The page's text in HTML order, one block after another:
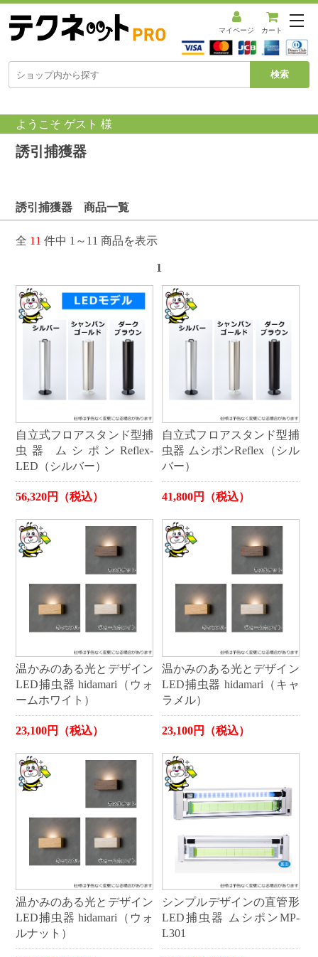
マイページ カート
メ
ュ
ー
を
く
ようこそ ゲスト 様
誘引捕獲器
誘引捕獲器 商品一覧
全 11 件中 1～11 商品を表示
1
自立式フロアスタンド型捕
虫器 ムシポンReflex-
LED（シルバー）
56,320円（税込）
自立式フロアスタンド型捕
虫器 ムシポンReflex（シル
バー）
41,800円（税込）
温かみのある光とデザイン
LED捕虫器 hidamari（ウォ
ームホワイト）
23,100円（税込）
温かみのある光とデザイン
LED捕虫器 hidamari（キャ
ラメル）
23,100円（税込）
温かみのある光とデザイン
LED捕虫器 hidamari（ウォ
ルナット）
シンプルデザインの直管形
LED捕虫器 ムシポンMP-
L301